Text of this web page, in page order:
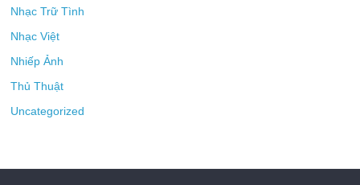
Nhạc Trữ Tình
Nhạc Việt
Nhiếp Ảnh
Thủ Thuật
Uncategorized